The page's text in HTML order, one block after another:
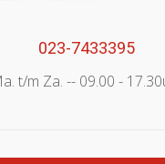
023-7433395
t/m Za. -- 09.00 -